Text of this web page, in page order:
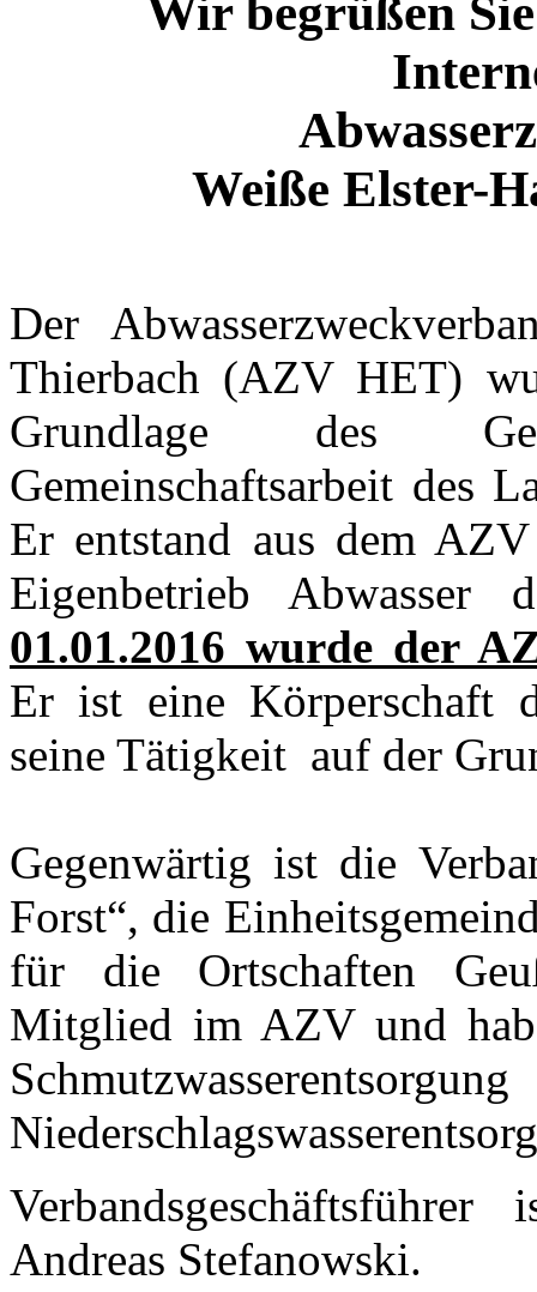
Wir begrüßen
Weiße Elster-
Der
Thierbach (AZV HET)
Grundlage des
Gemeinschaftsarbeit des
Er entstand aus dem
Eigenbetrieb Abwasser
01.01.2016 wurde der
Er ist eine Körperschaft
seine Tätigkeit auf der
Gegenwärtig ist die
Forst“, die
für die Ortschaften
Mitglied im AZV und
Andreas Stefanowski.